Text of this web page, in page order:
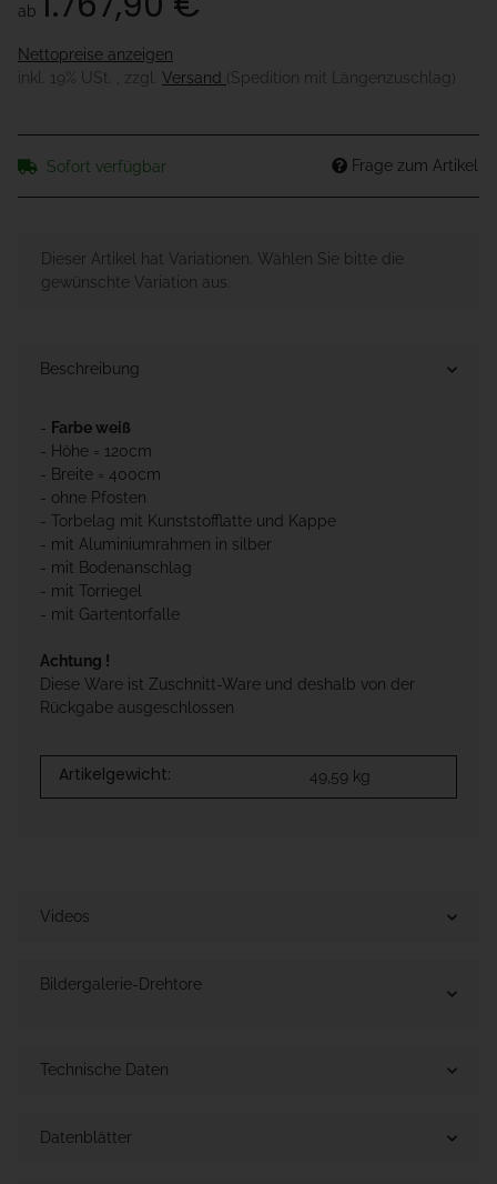
ab
Nettopreise anzeigen
inkl. 19% USt. , zzgl. Versand (Spedition mit Längenzuschlag)
Sofort verfügbar Frage zum Artikel
xDieser Artikel hat Variationen. Wählen Sie bitte die
gewünschte Variation aus.
Beschreibung
- Farbe weiß
- Höhe = 120cm
- Breite = 400cm
- ohne Pfosten
- Torbelag mit Kunststofflatte und Kappe
- mit Aluminiumrahmen in silber
- mit Bodenanschlag
- mit Torriegel
- mit Gartentorfalle
Achtung !
Diese Ware ist Zuschnitt-Ware und deshalb von der
Rückgabe ausgeschlossen
Artikelgewicht: 49,59 kg
Videos
Bildergalerie-Drehtore
Technische Daten
Datenblätter